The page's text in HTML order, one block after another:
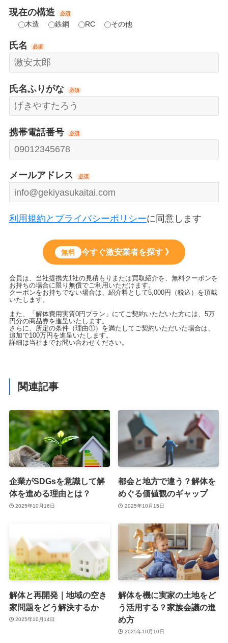
現在の構造 必須
木造 鉄鋼 RC その他
氏名 必須
氏名ふりがな 必須
携帯電話番号 必須
メールアドレス 必須
利用規約とプライバシーポリシーに同意します
無料 今すぐ激安業者を探す 》
会員は、当社提携先1社の見積もりまたは買取紹介を、無料クーポンを
お持ちの場合に限り無償でご利用いただけます。
クーポンをお持ちでない場合は、紹介料として5,000円（税込）を頂戴
いたします。
また、「解体費用実質0円プラン」にてご契約いただいた方には、5万
円分の商品券を進呈いたします。
さらに、所定の条件（理由①）を満たしてご契約いただいた場合は、
追加で100万円を進呈いたします。
詳細は当社までお問い合わせください。
関連記事
企業がSDGsを意識して解
体を進める理由とは？
2025年10月16日
都会と地方で違う？解体を
めぐる価値観のギャップ
2025年10月15日
解体と再開発｜地域の空き
家問題をどう解決するか
2025年10月14日
解体を機に実家の土地をど
う活用する？家族会議の進
め方
2025年10月10日